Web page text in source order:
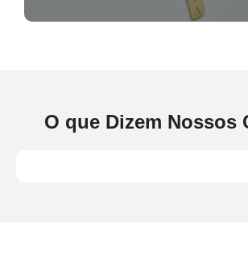
O que Dizem Nossos